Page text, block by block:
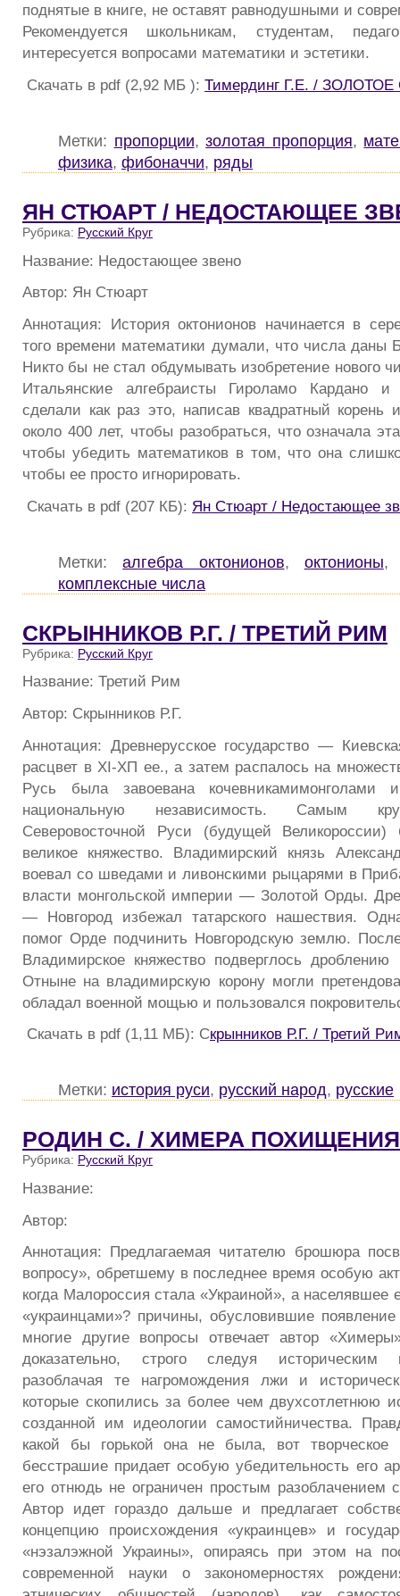
поднятые в книге, не оставят равнодушными и
Рекомендуется школьникам, студентам,
интересуется вопросами математики и эстетики.
Скачать в pdf (2,92 МБ ): Тимердинг Г.Е. /
Метки: пропорции,золотая пропорция,
физика, фибоначчи, ряды
ЯН СТЮАРТ / НЕДОСТАЮЩЕЕ
Рубрика: Русский Круг
Название: Недостающее звено
Автор: Ян Стюарт
Аннотация: История октонионов начинается в
того времени математики думали, что числа даны
Никто бы не стал обдумывать изобретение нового
Итальянские алгебраисты Гироламо Кардано
сделали как раз это, написав квадратный корень
около 400 лет, чтобы разобраться, что означала
чтобы убедить математиков в том, что она
чтобы ее просто игнорировать.
Скачать в pdf (207 КБ): Ян Стюарт / Недостающее
Метки:алгебра октонионов, октонионы
комплексные числа
СКРЫННИКОВ Р.Г. / ТРЕТИЙ РИМ
Рубрика: Русский Круг
Название: Третий Рим
Автор: Скрынников Р.Г.
Аннотация: Древнерусское государство —
расцвет в XI-ХП ее., а затем распалось на
Русь была завоевана кочевникамимонголами
национальную независимость. Самым
Северовосточной Руси (будущей
великое княжество. Владимирский князь
воевал со шведами и ливонскими рыцарями в
власти монгольской империи — Золотой Орды.
— Новгород избежал татарского нашествия.
помог Орде подчинить Новгородскую землю.
Владимирское княжество подверглось
Отныне на владимирскую корону могли
обладал военной мощью и пользовался
Скачать в pdf (1,11 МБ): Скрынников Р.Г. / Третий
Метки: история руси, русский народ, русские
РОДИН С. / ХИМЕРА
Рубрика: Русский Круг
Название:
Автор:
Аннотация: Предлагаемая читателю брошюра
вопросу», обретшему в последнее время особую
когда Малороссия стала «Украиной», а населявшее
«украинцами»? причины, обусловившие
многие другие вопросы отвечает автор
доказательно, строго следуя историческим
разоблачая те нагромождения лжи и
которые скопились за более чем двухсотлетнюю
созданной им идеологии самостийничества.
какой бы горькой она не была, вот творческое
бесстрашие придает особую убедительность его
его отнюдь не ограничен простым
Автор идет гораздо дальше и предлагает
концепцию происхождения «украинцев» и
«нэзалэжной Украины», опираясь при этом на
современной науки о закономерностях